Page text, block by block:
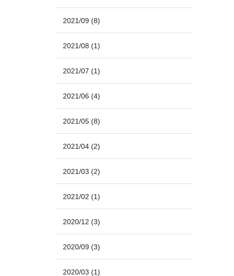
2021/09 (8)
2021/08 (1)
2021/07 (1)
2021/06 (4)
2021/05 (8)
2021/04 (2)
2021/03 (2)
2021/02 (1)
2020/12 (3)
2020/09 (3)
2020/03 (1)